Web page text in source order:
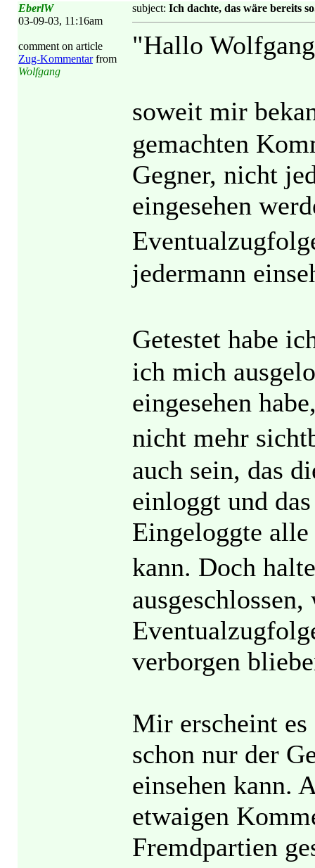
EberlW
03-09-03, 11:16am
comment on article
Zug-Kommentarfrom
Wolfgang
subject: Ich dachte, das wäre bereits
"Hallo
soweit mir
gemachten
Gegner, nicht
eingesehen
jedermann
Getestet habe
ich mich
eingesehen
nicht mehr
auch sein, das
einloggt und
Eingeloggte
kann. Doch
verborgen
Mir erscheint es
schon nur der
einsehen kann.
etwaigen
Fremdpartien